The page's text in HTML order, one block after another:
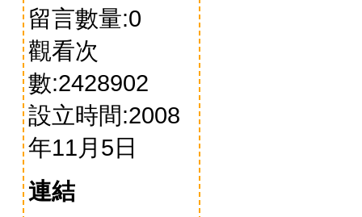
留言數量:0
觀看次
數:2428902
設立時間:2008
年11月5日
連結